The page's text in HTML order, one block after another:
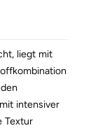
liegt mit
intensiver
Textur